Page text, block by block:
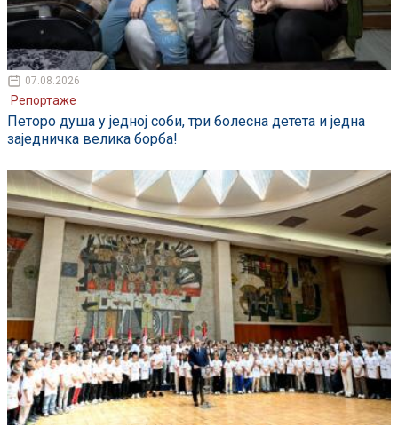
07.08.2026
Репортаже
Петоро душа у једној соби, три болесна детета и једна
заједничка велика борба!